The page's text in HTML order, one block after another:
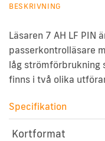
BESKRIVNING
Läsaren 7 AH LF PIN
passerkontrolläsare
låg strömförbrukning
finns i två olika
Specifikation
Kortformat